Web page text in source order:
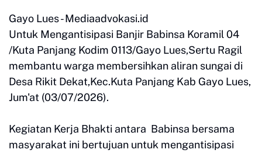
Gayo Lues - Mediaadvokasi.id
Untuk Mengantisipasi Banjir Babinsa Koramil 04
/Kuta Panjang Kodim 0113/Gayo Lues,Sertu Ragil
membantu warga membersihkan aliran sungai di
Desa Rikit Dekat,Kec.Kuta Panjang Kab Gayo Lues,
Jum'at (03/07/2026).
Kegiatan Kerja Bhakti antara Babinsa bersama
masyarakat ini bertujuan untuk mengantisipasi